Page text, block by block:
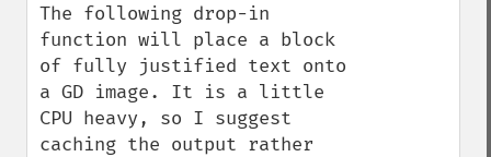
The following drop-in
function will place a block
of fully justified text onto
a GD image. It is a little
CPU heavy, so I suggest
caching the output rather